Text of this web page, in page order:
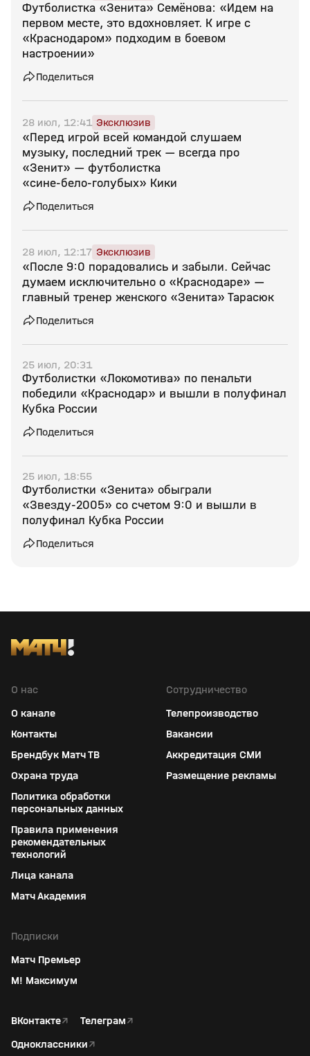
Футболистка «Зенита» Семёнова: «Идем на
первом месте, это вдохновляет. К игре с
«Краснодаром» подходим в боевом
настроении»
Поделиться
28 июл, 12:41 Эксклюзив
«Перед игрой всей командой слушаем
музыку, последний трек — всегда про
«Зенит» — футболистка
«сине‑бело‑голубых» Кики
Поделиться
28 июл, 12:17 Эксклюзив
«После 9:0 порадовались и забыли. Сейчас
думаем исключительно о «Краснодаре» —
главный тренер женского «Зенита» Тарасюк
Поделиться
25 июл, 20:31
Футболистки «Локомотива» по пенальти
победили «Краснодар» и вышли в полуфинал
Кубка России
Поделиться
25 июл, 18:55
Футболистки «Зенита» обыграли
«Звезду‑2005» со счетом 9:0 и вышли в
полуфинал Кубка России
Поделиться
О нас
О канале
Контакты
Брендбук Матч ТВ
Охрана труда
Политика обработки
персональных данных
Правила применения
рекомендательных
технологий
Лица канала
Матч Академия
Сотрудничество
Телепроизводство
Вакансии
Аккредитация СМИ
Размещение рекламы
Подписки
Матч Премьер
М! Максимум
ВКонтакте↗ Телеграм↗
Одноклассники↗